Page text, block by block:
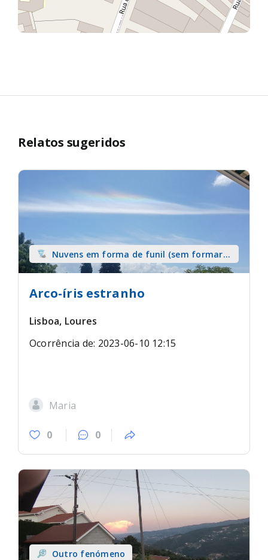
Relatos sugeridos
Nuvens em forma de funil (sem formar
tromba) sobre terra
Arco-íris estranho
Lisboa, Loures
Ocorrência de: 2023-06-10 12:15
Maria
0 0
Outro fenómeno